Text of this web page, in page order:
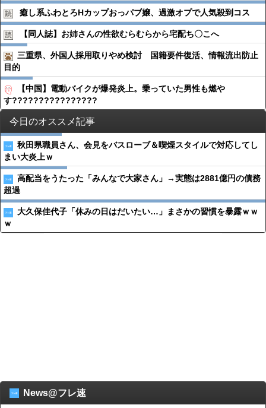
癒し系ふわとろHカップおっパブ嬢、過激オプで人気殺到コス
【同人誌】お姉さんの性欲むらむらから宅配ち〇こへ
三重県、外国人採用取りやめ検討 国籍要件復活、情報流出防止
目的
【中国】電動バイクが爆発炎上。乗っていた男性も燃や
す????????????????
今日のオススメ記事
秋田県職員さん、会見をバスローブ＆喫煙スタイルで対応してし
まい大炎上ｗ
高配当をうたった「みんなで大家さん」→実態は2881億円の債務
超過
大久保佳代子「休みの日はだいたい…」まさかの習慣を暴露ｗｗ
ｗ
News@フレ速